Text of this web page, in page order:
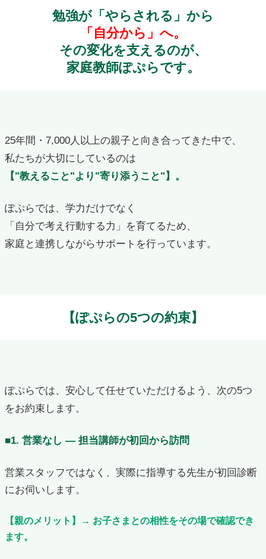
勉強が「やらされる」から
「自分から」へ。
その変化を支えるのが、
家庭教師ぽぷらです。
25年間・7,000人以上の親子と向き合ってきた中で、
私たちが大切にしているのは
【"教えること"より"寄り添うこと"】。
ぽぷらでは、学力だけでなく
「自分で考え行動する力」を育てるため、
家庭と連携しながらサポートを行っています。
【ぽぷらの5つの約束】
ぽぷらでは、安心して任せていただけるよう、次の5つ
をお約束します。
■1. 営業なし — 担当講師が初回から訪問
営業スタッフではなく、実際に指導する先生が初回診断
にお伺いします。
【親のメリット】→ お子さまとの相性をその場で確認でき
ます。